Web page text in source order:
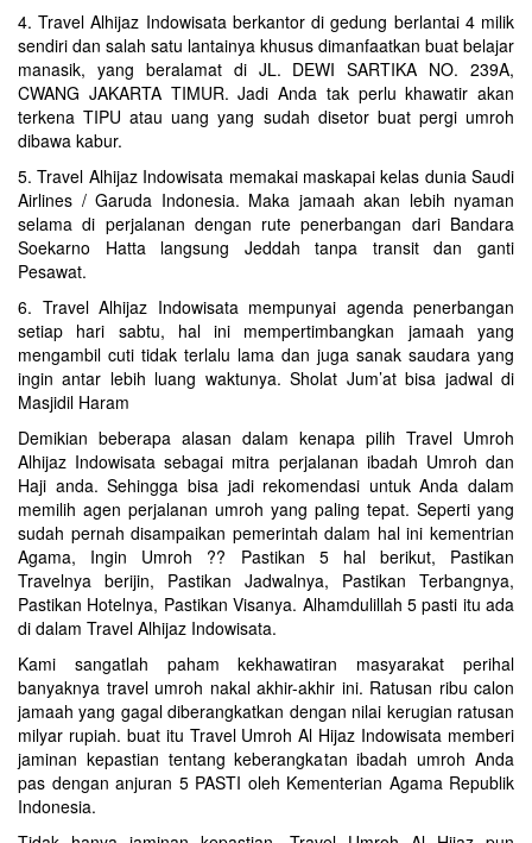
4. Travel Alhijaz Indowisata berkantor di gedung berlantai 4 milik
sendiri dan salah satu lantainya khusus dimanfaatkan buat belajar
manasik, yang beralamat di JL. DEWI SARTIKA NO. 239A,
CWANG JAKARTA TIMUR. Jadi Anda tak perlu khawatir akan
terkena TIPU atau uang yang sudah disetor buat pergi umroh
dibawa kabur.
5. Travel Alhijaz Indowisata memakai maskapai kelas dunia Saudi
Airlines / Garuda Indonesia. Maka jamaah akan lebih nyaman
selama di perjalanan dengan rute penerbangan dari Bandara
Soekarno Hatta langsung Jeddah tanpa transit dan ganti
Pesawat.
6. Travel Alhijaz Indowisata mempunyai agenda penerbangan
setiap hari sabtu, hal ini mempertimbangkan jamaah yang
mengambil cuti tidak terlalu lama dan juga sanak saudara yang
ingin antar lebih luang waktunya. Sholat Jum’at bisa jadwal di
Masjidil Haram
Demikian beberapa alasan dalam kenapa pilih Travel Umroh
Alhijaz Indowisata sebagai mitra perjalanan ibadah Umroh dan
Haji anda. Sehingga bisa jadi rekomendasi untuk Anda dalam
memilih agen perjalanan umroh yang paling tepat. Seperti yang
sudah pernah disampaikan pemerintah dalam hal ini kementrian
Agama, Ingin Umroh ?? Pastikan 5 hal berikut, Pastikan
Travelnya berijin, Pastikan Jadwalnya, Pastikan Terbangnya,
Pastikan Hotelnya, Pastikan Visanya. Alhamdulillah 5 pasti itu ada
di dalam Travel Alhijaz Indowisata.
Kami sangatlah paham kekhawatiran masyarakat perihal
banyaknya travel umroh nakal akhir-akhir ini. Ratusan ribu calon
jamaah yang gagal diberangkatkan dengan nilai kerugian ratusan
milyar rupiah. buat itu Travel Umroh Al Hijaz Indowisata memberi
jaminan kepastian tentang keberangkatan ibadah umroh Anda
pas dengan anjuran 5 PASTI oleh Kementerian Agama Republik
Indonesia.